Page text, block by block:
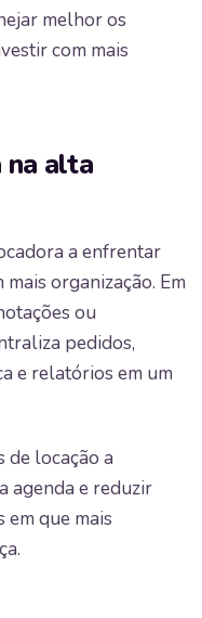
melhor os
com mais
na alta
a enfrentar
organização. Em
ou
pedidos,
e relatórios em um
de locação a
agenda e reduzir
que mais